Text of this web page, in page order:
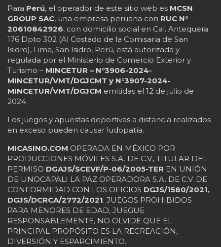
Para Perú, el operador de este sitio web es MCSN
GROUP SAC, una empresa peruana con RUC N°
20610842926, con domicilio social en Cal. Antequera
176 Dpto 302 (Al Costado de la Comisaria de San
Isidro), Lima, San Isidro, Perú, está autorizada y
regulada por el Ministerio de Comercio Exterior y
Turismo – MINCETUR – N°3906-2024-
MINCETUR/VMT/DGJCMT y N°3907-2024-
MINCETUR/VMT/DGJCM emitidas el 12 de julio de
2024.
Los juegos y apuestas deportivas a distancia realizados
en exceso pueden causar ludopatía.
MICASINO.COM OPERADA EN MÉXICO POR
PRODUCCIONES MÓVILES S.A. DE C.V., TITULAR DEL
PERMISO DGAJS/SCEVF/P-06/2005-TER EN UNIÓN
DE UNOCAPALI LA PAZ OPERADORA S.A. DE C.V. DE
CONFORMIDAD CON LOS OFICIOS DGJS/1580/2021,
DGJS/DCRCA/2772/2021. JUEGOS PROHIBIDOS
PARA MENORES DE EDAD, JUEGUE
RESPONSABLEMENTE, NO OLVIDE QUE EL
PRINCIPAL PROPÓSITO ES LA RECREACIÓN,
DIVERSIÓN Y ESPARCIMIENTO.